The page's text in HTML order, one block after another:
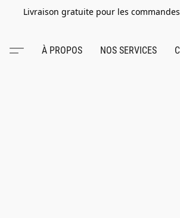
Livraison gratuite pour les
À PROPOS NOS SERVICES